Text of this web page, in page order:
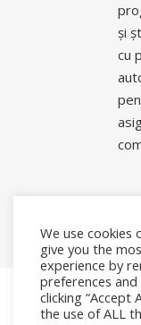
și
cu
We use cookies
give you the
experience by
preferences
clicking “Accept
the use of ALL